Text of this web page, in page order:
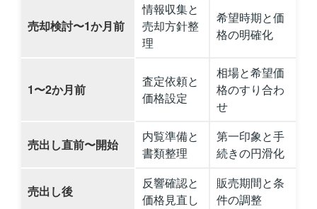
売却検討〜1か月前
情報収集と
売却方針整
理
希望時期と価
格の明確化
1〜2か月前
査定依頼と
価格設定
相場と希望価
格のすり合わ
せ
売出し直前〜開始
内覧準備と
書類整理
第一印象と手
続きの円滑化
売出し後
反響確認と
価格見直し
販売期間と条
件の調整